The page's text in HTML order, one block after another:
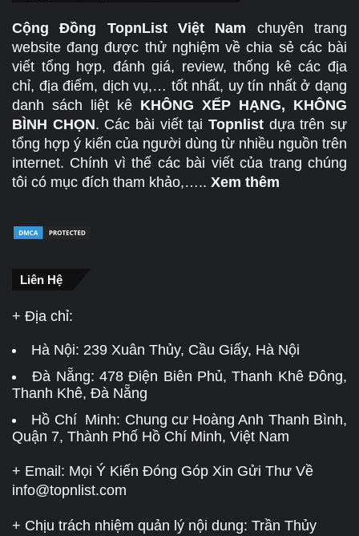
Cộng Đồng TopnList Việt Nam chuyên trang
website đang được thử nghiệm về chia sẻ các bài
viết tổng hợp, đánh giá, review, thống kê các địa
chỉ, địa điểm, dịch vụ,… tốt nhất, uy tín nhất ở dạng
danh sách liệt kê KHÔNG XẾP HẠNG, KHÔNG
BÌNH CHỌN. Các bài viết tạiTopnlist dựa trên sự
tổng hợp ý kiến của người dùng từ nhiều nguồn trên
internet. Chính vì thế các bài viết của trang chúng
tôi có mục đích tham khảo,….. Xem thêm
Liên Hệ
+ Địa chỉ:
Hà Nội: 239 Xuân Thủy, Cầu Giấy, Hà Nội
Đà Nẵng:478 Điện Biên Phủ, Thanh Khê Đông,
Thanh Khê, Đà Nẵng
Hồ Chí Minh: Chung cư Hoàng Anh Thanh Bình,
Quận 7, Thành Phố Hồ Chí Minh, Việt Nam
+ Email: Mọi Ý Kiến Đóng Góp Xin Gửi Thư Về
info@topnlist.com
+ Chịu trách nhiệm quản lý nội dung: Trần Thủy